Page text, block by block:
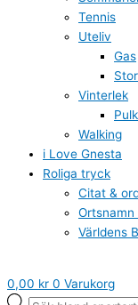
Tennis
Uteliv
Gas
Vinterlek
Walking
i Love Gnesta
Roliga tryck
Citat &
Världens
0,00 kr 0 Varukorg